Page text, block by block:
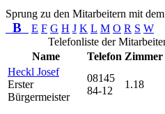
Sprung zu den Mitarbeitern mit
B E F G H J K L M O R S W
Telefonliste der
Name
Telefon Zimmer
Heckl Josef
Erster
Bürgermeister
08145
84-12
1.18